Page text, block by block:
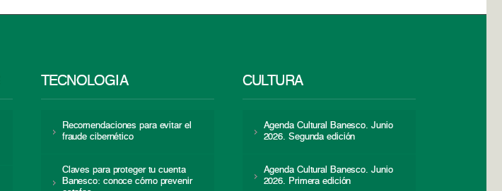
TECNOLOGÍA
Recomendaciones para evitar el
fraude cibernético
Claves para proteger tu cuenta
Banesco: conoce cómo prevenir
CULTURA
Agenda Cultural Banesco. Junio
2026. Segunda edición
Agenda Cultural Banesco. Junio
2026. Primera edición